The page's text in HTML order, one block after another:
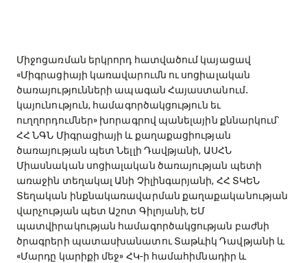
Միջոցառման երկրորդ հատվածում կայացավ
«Միգրացիայի կառավարումն ու սոցիալական
ծառայությունների ապագան Հայաստանում․
կայունություն, համագործակցություն եւ
ուղղորդումներ» խորագրով պանելային քննարկում՝
ՀՀ ՆԳՆ Միգրացիայի և քաղաքացիության
ծառայության պետ Նելլի Դավթյանի, ԱՍՀՆ
Միասնական սոցիալական ծառայության պետի
առաջին տեղակալ Անի Չիլինգարյանի, ՀՀ ՏԿԵՆ
Տեղական ինքնակառավարման քաղաքականության
վարչության պետ Աշոտ Գիլոյանի, ԵՄ
պատվիրակության համագործակցության բաժնի
ծրագրերի պատասխանատու Տաթևիկ Դավթյանի և
«Մարդը կարիքի մեջ» ՀԿ-ի համահիմնադիր և